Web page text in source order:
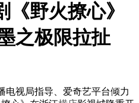
野火撩心》
之极限拉扯
视局指导、爱奇艺平台倾力